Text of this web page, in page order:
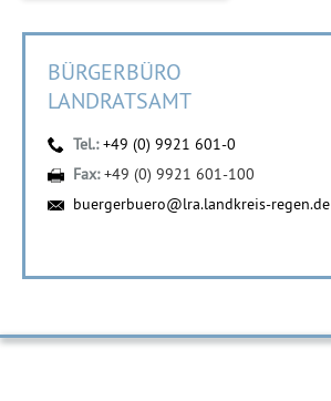
BÜRGERBÜRO
LANDRATSAMT
Tel.:+49 (0) 9921 601-0
Fax:+49 (0) 9921 601-100
buergerbuero@lra.landkreis-regen.de